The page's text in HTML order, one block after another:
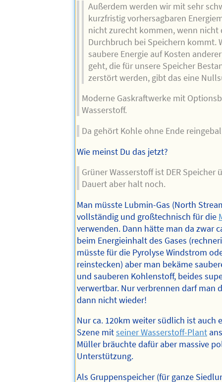
Außerdem werden wir mit sehr
kurzfristig vorhersagbaren
nicht zurecht kommen, wenn nicht
Durchbruch bei Speichern kommt.
saubere Energie auf Kosten
geht, die für unsere Speicher
zerstört werden, gibt das eine
Moderne Gaskraftwerke mit
Wasserstoff.
Da gehört Kohle ohne Ende
Wie meinst Du das jetzt?
Grüner Wasserstoff ist DER Speicher
Dauert aber halt noch.
Man müsste Lubmin-Gas (North
vollständig und großtechnisch für die
verwenden. Dann hätte man da zwar
beim Energieinhalt des Gases
müsste für die Pyrolyse Windstrom
reinstecken) aber man bekäme
und sauberen Kohlenstoff, beides
verwertbar. Nur verbrennen darf man
dann nicht wieder!
Nur ca. 120km weiter südlich ist auch
Szene mitseiner Wasserstoff-Plant
Müller bräuchte dafür aber massive
Unterstützung.
Als Gruppenspeicher (für ganze